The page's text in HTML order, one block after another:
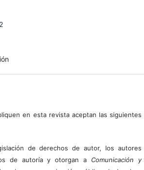
en esta revista aceptan las siguientes
de derechos de autor, los autores
de autoría y otorgan a Comunicación y